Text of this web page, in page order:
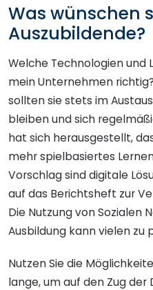
Was wünschen
Auszubildende?
Welche Technologien
mein Unternehmen
sollten sie stets im
bleiben und sich
hat sich herausgestellt,
mehr spielbasiertes
Vorschlag sind digitale
auf das Berichtsheft zur
Die Nutzung von Sozialen
Ausbildung kann vielen zu
Nutzen Sie die
lange, um auf den Zug der